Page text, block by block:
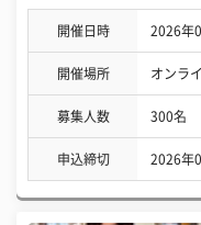
開催日時 2026年
開催場所 オンラ
募集人数 300名
申込締切 2026年